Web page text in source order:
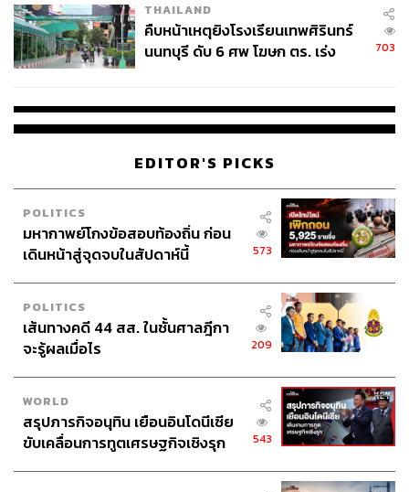
THAILAND
คืบหน้าเหตุยิงโรงเรียนเทพศิรินทร์
นนทบุรี ดับ 6 ศพ โฆษก ตร. เร่ง
703
EDITOR'S PICKS
POLITICS
มหากาพย์โกงข้อสอบท้องถิ่น ก่อน
เดินหน้าสู่จุดจบในสัปดาห์นี้
573
POLITICS
เส้นทางคดี 44 สส. ในชั้นศาลฎีกา
จะรู้ผลเมื่อไร
209
WORLD
สรุปภารกิจอนุทิน เยือนอินโดนีเซีย
ขับเคลื่อนการทูตเศรษฐกิจเชิงรุก
543